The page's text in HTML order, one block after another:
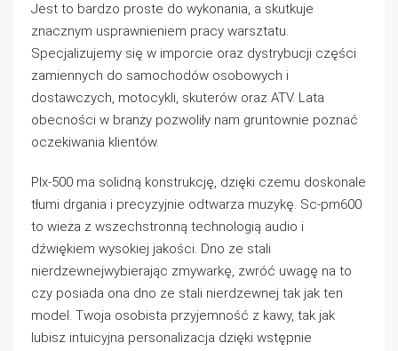
Jest to bardzo proste do wykonania, a skutkuje
znacznym usprawnieniem pracy warsztatu.
Specjalizujemy się w imporcie oraz dystrybucji części
zamiennych do samochodów osobowych i
dostawczych, motocykli, skuterów oraz ATV. Lata
obecności w branży pozwoliły nam gruntownie poznać
oczekiwania klientów.
Plx-500 ma solidną konstrukcję, dzięki czemu doskonale
tłumi drgania i precyzyjnie odtwarza muzykę. Sc-pm600
to wieża z wszechstronną technologią audio i
dźwiękiem wysokiej jakości. Dno ze stali
nierdzewnejwybierając zmywarkę, zwróć uwagę na to
czy posiada ona dno ze stali nierdzewnej tak jak ten
model. Twoja osobista przyjemność z kawy, tak jak
lubisz intuicyjna personalizacja dzięki wstępnie